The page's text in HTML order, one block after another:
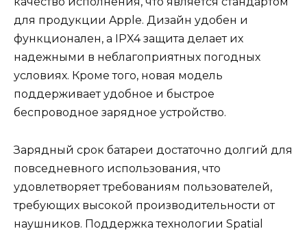
для продукции Apple. Дизайн удобен и
функционален, а IPX4 защита делает их
надежными в неблагоприятных погодных
условиях. Кроме того, новая модель
поддерживает удобное и быстрое
беспроводное зарядное устройство.
Зарядный срок батареи достаточно долгий для
повседневного использования, что
удовлетворяет требованиям пользователей,
требующих высокой производительности от
наушников. Поддержка технологии Spatial